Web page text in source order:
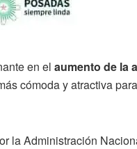
en el aumento de la
cómoda y atractiva
la Administración